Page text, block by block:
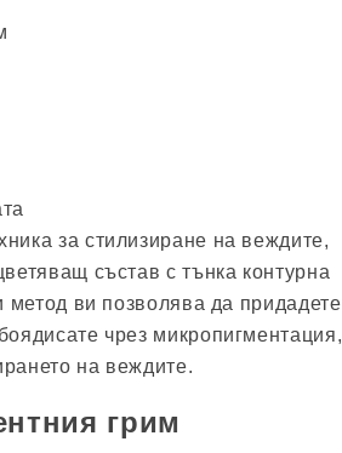
за стилизиране на веждите,
състав с тънка контурна
метод ви позволява да придадете
чрез микропигментация,
на веждите.
грим